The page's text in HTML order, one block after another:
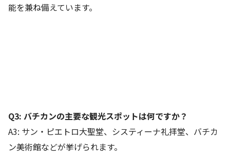
能を兼ね備えています。
Q3: バチカンの主要な観光スポットは何ですか？
A3: サン・ピエトロ大聖堂、システィーナ礼拝堂、バチカ
ン美術館などが挙げられます。